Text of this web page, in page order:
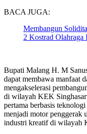
BACA JUGA:
Membangun
2 Kostrad Olahraga
Bupati Malang H. M
dapat membawa manfaat
mengakselerasi
di wilayah KEK
pertama berbasis
menjadi motor penggerak
industri kreatif di wilayah